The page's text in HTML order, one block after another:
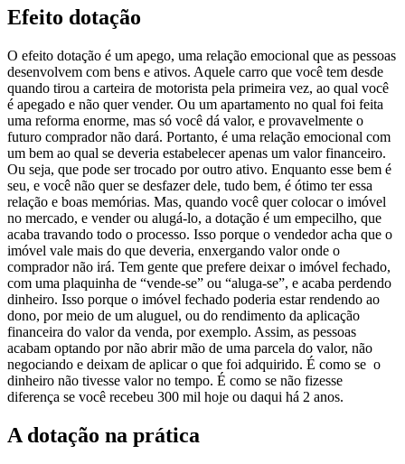
Efeito dotação
O efeito dotação é um apego, uma relação emocional que as pessoas
desenvolvem com bens e ativos. Aquele carro que você tem desde
quando tirou a carteira de motorista pela primeira vez, ao qual você
é apegado e não quer vender. Ou um apartamento no qual foi feita
uma reforma enorme, mas só você dá valor, e provavelmente o
futuro comprador não dará. Portanto, é uma relação emocional com
um bem ao qual se deveria estabelecer apenas um valor financeiro.
Ou seja, que pode ser trocado por outro ativo. Enquanto esse bem é
seu, e você não quer se desfazer dele, tudo bem, é ótimo ter essa
relação e boas memórias. Mas, quando você quer colocar o imóvel
no mercado, e vender ou alugá-lo, a dotação é um empecilho, que
acaba travando todo o processo. Isso porque o vendedor acha que o
imóvel vale mais do que deveria, enxergando valor onde o
comprador não irá. Tem gente que prefere deixar o imóvel fechado,
com uma plaquinha de “vende-se” ou “aluga-se”, e acaba perdendo
dinheiro. Isso porque o imóvel fechado poderia estar rendendo ao
dono, por meio de um aluguel, ou do rendimento da aplicação
financeira do valor da venda, por exemplo. Assim, as pessoas
acabam optando por não abrir mão de uma parcela do valor, não
negociando e deixam de aplicar o que foi adquirido. É como se o
dinheiro não tivesse valor no tempo. É como se não fizesse
diferença se você recebeu 300 mil hoje ou daqui há 2 anos.
A dotação na prática